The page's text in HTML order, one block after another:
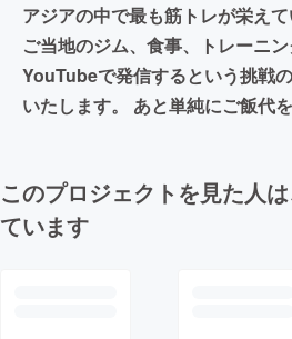
アジアの中で最も筋トレが栄えて
ご当地のジム、食事、トレーニ
YouTubeで発信するという挑戦
いたします。 あと単純にご飯代
このプロジェクトを見た人
ています